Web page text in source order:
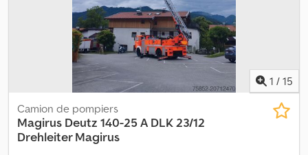
1 / 15
Camion de pompiers
Magirus Deutz 140-25 A DLK 23/12
Drehleiter Magirus